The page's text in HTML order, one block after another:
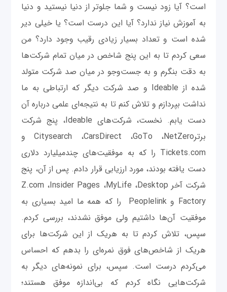
است؟ آیا زود نیست و شما جلوتر از دنیا نیستید و دنیا
به آموزش نیاز ندارد؟ آیا این درست است؟ یا خیلی دیر
شده است و تعداد بسیار زیادی رقیب وجود دارد؟ من
سعی کردم تا به این پنج شاخص در میان تمام شرکت‌ها
به دقت بنگرم و به جست‌وجو در میان صد شرکت متولد
شده از Ideable و صد شرکت دیگر که ارتباطی به ما
نداشت بپردازم و تلاش کنم تا به نتیجه‌ای علمی درباره آن
دست یابم. نخست، شرکت‌های‌ Ideable، پنج شرکت
برترCitysearch ،CarsDirect ،GoTo ،NetZero و
Tickets.com را که به موفقیت‌های چندمیلیارد دلاری
دست یافته بودند، مورد ارزیابی قرار دادم. پس از آن، پنج
شرکت آخر Z.com ،Insider Pages ،MyLife ،Desktop
Factory و Peoplelink را که همه ما امید بسیاری به
موفقیت آن‌ها داشتیم ولی موفق نشدند، بررسی کردم.
سپس، تلاش کردم تا به هریک از این شرکت‌ها برای
هریک از شاخص‌های فوق نمره‌ای را بدهم که احساس
می‌کردم درست است. سپس، برای نمونه‌های دیگر به
شرکت‌هایی نگاه کردم که بی‌اندازه موفق هستند؛